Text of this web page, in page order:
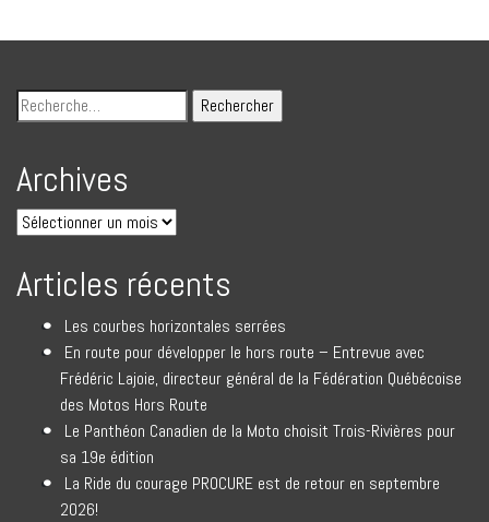
Archives
Articles récents
Les courbes horizontales serrées
En route pour développer le hors route – Entrevue avec
Frédéric Lajoie, directeur général de la Fédération Québécoise
des Motos Hors Route
Le Panthéon Canadien de la Moto choisit Trois-Rivières pour
sa 19e édition
La Ride du courage PROCURE est de retour en septembre
2026!